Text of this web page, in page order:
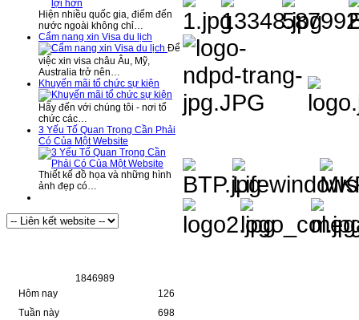
Hiện nhiều quốc gia, điểm đến
nước ngoài không chỉ…
Cẩm nang xin Visa du lịch
Để
việc xin visa châu Âu, Mỹ,
Australia trở nên…
Khuyến mãi tổ chức sự kiện
Hãy đến với chúng tôi - nơi tổ
chức các…
3 Yếu Tố Quan Trọng Cần Phải
Có Của Một Website
Thiết kế đồ họa và những hình
ảnh đẹp có…
1846989
Hôm nay
Tuần này
126
698